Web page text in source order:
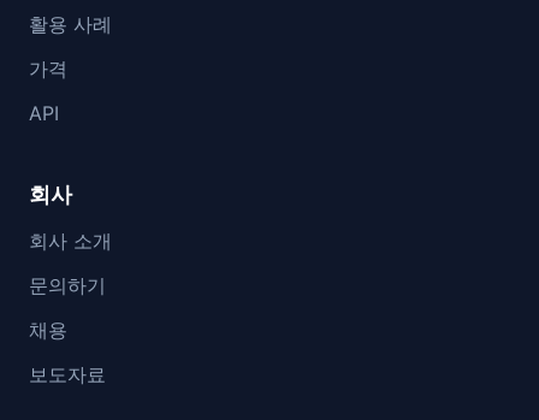
활용 사례
가격
API
회사
회사 소개
문의하기
채용
보도자료